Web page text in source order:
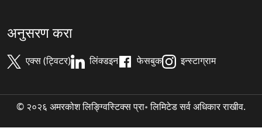
अनुसरण करा
एक्स (ट्विटर) लिंक्डइन फेसबुक इन्स्टाग्राम
© २०२६ अमरकोश लिङ्ग्विस्टिक्स प्रा॰ लिमिटेड सर्व अधिकार राखीव.